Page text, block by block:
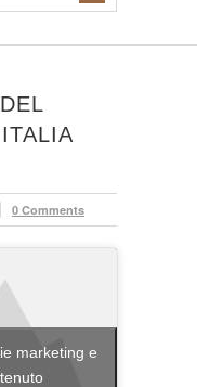
0 Comments
marketing e